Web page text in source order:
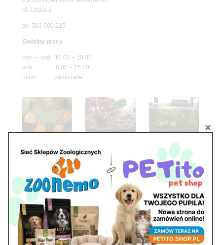
ul. Leśna 2
tel. 503 900 215
Godziny pracy
pon. – piąt. 10.00 – 19.00
sob. 8.00 – 15.00
niedz. zamknięte